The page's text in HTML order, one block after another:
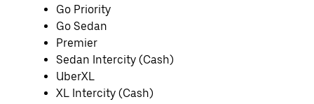
Go Priority
Go Sedan
Premier
Sedan Intercity (Cash)
UberXL
XL Intercity (Cash)